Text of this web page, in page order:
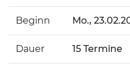
Beginn Mo.,
Dauer 15 Termine